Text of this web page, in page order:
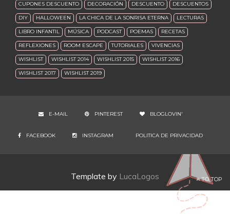
CUPONES DESCUENTO DECORACIÓN DESCUENTO DESCUENTOS
DIY HALLOWEEN LA CHICA DE LA SONRISA ETERNA LECTURAS
LIBRO INFANTIL MÚSICA PODCAST POEMAS RECETAS
REFLEXIONES ROOM ESCAPE TUTORIALES VIVENCIAS
WISHLIST WISHLIST 2014 WISHLIST 2015 WISHLIST 2016
WISHLIST 2017 WISHLIST 2019
E-MAIL PINTEREST BLOGLOVIN'
FACEBOOK INSTAGRAM POLITICA DE PRIVACIDAD
Template by LucaLogos TO TOP